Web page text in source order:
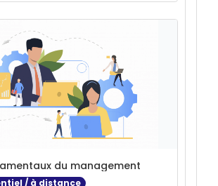
du management
/ à distance